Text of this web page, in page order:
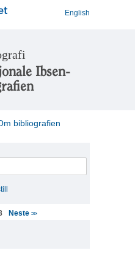
English
Ibsen-
bibliografien
Neste >>